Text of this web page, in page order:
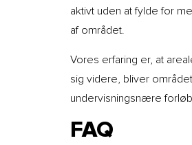
aktivt uden at fylde for
af området.
Vores erfaring er, at
sig videre, bliver
undervisningsnære
FAQ